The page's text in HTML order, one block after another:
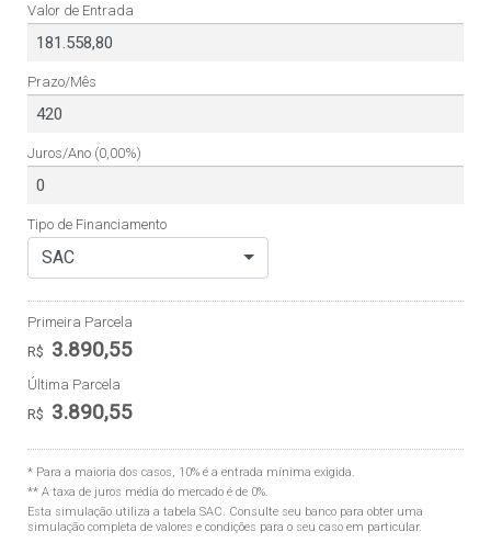
Valor de Entrada
Prazo/Mês
Juros/Ano (0,00%)
Tipo de Financiamento
SAC
Primeira Parcela
R$ 3.890,55
Última Parcela
R$ 3.890,55
* Para a maioria dos casos, 10% é a entrada mínima exigida.
** A taxa de juros média do mercado é de 0%.
Esta simulação utiliza a tabela SAC. Consulte seu banco para obter uma
simulação completa de valores e condições para o seu caso em particular.